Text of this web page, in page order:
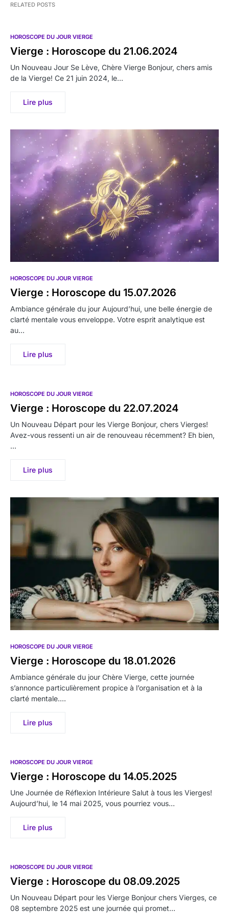
RELATED POSTS
HOROSCOPE DU JOUR VIERGE
Vierge : Horoscope du 21.06.2024
Un Nouveau Jour Se Lève, Chère Vierge Bonjour, chers amis
de la Vierge! Ce 21 juin 2024, le…
Lire plus
HOROSCOPE DU JOUR VIERGE
Vierge : Horoscope du 15.07.2026
Ambiance générale du jour Aujourd’hui, une belle énergie de
clarté mentale vous enveloppe. Votre esprit analytique est
au…
Lire plus
HOROSCOPE DU JOUR VIERGE
Vierge : Horoscope du 22.07.2024
Un Nouveau Départ pour les Vierge Bonjour, chers Vierges!
Avez-vous ressenti un air de renouveau récemment? Eh bien,
…
Lire plus
HOROSCOPE DU JOUR VIERGE
Vierge : Horoscope du 18.01.2026
Ambiance générale du jour Chère Vierge, cette journée
s’annonce particulièrement propice à l’organisation et à la
clarté mentale.…
Lire plus
HOROSCOPE DU JOUR VIERGE
Vierge : Horoscope du 14.05.2025
Une Journée de Réflexion Intérieure Salut à tous les Vierges!
Aujourd’hui, le 14 mai 2025, vous pourriez vous…
Lire plus
HOROSCOPE DU JOUR VIERGE
Vierge : Horoscope du 08.09.2025
Un Nouveau Départ pour les Vierge Bonjour chers Vierges, ce
08 septembre 2025 est une journée qui promet…